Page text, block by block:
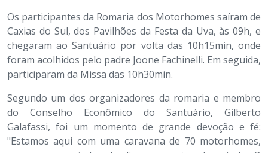
Os participantes da Romaria dos Motorhomes saíram de
Caxias do Sul, dos Pavilhões da Festa da Uva, às 09h, e
chegaram ao Santuário por volta das 10h15min, onde
foram acolhidos pelo padre Joone Fachinelli. Em seguida,
participaram da Missa das 10h30min.
Segundo um dos organizadores da romaria e membro
do Conselho Econômico do Santuário, Gilberto
Galafassi, foi um momento de grande devoção e fé:
"Estamos aqui com uma caravana de 70 motorhomes,